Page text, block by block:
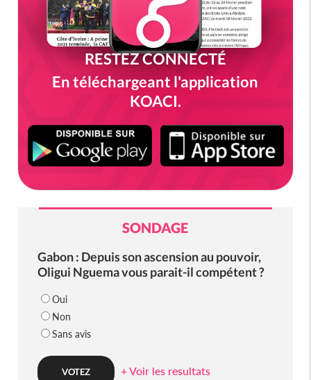
RESTEZ CONNECTÉ
En téléchargeant l'application
KOACI.
SONDAGE
Gabon : Depuis son ascension au pouvoir,
Oligui Nguema vous parait-il compétent ?
Oui
Non
Sans avis
+ Voir les resultats